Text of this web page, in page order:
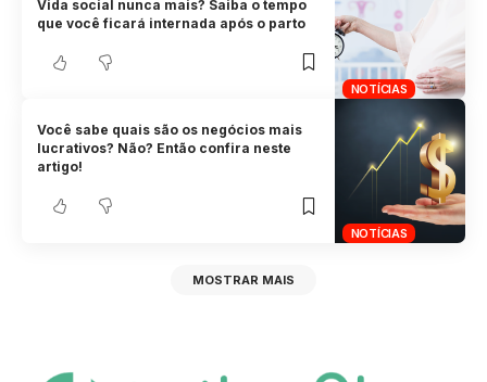
NOTÍCIAS
Vida social nunca mais? Saiba o tempo
que você ficará internada após o parto
NOTÍCIAS
Você sabe quais são os negócios mais
lucrativos? Não? Então confira neste
artigo!
MOSTRAR MAIS